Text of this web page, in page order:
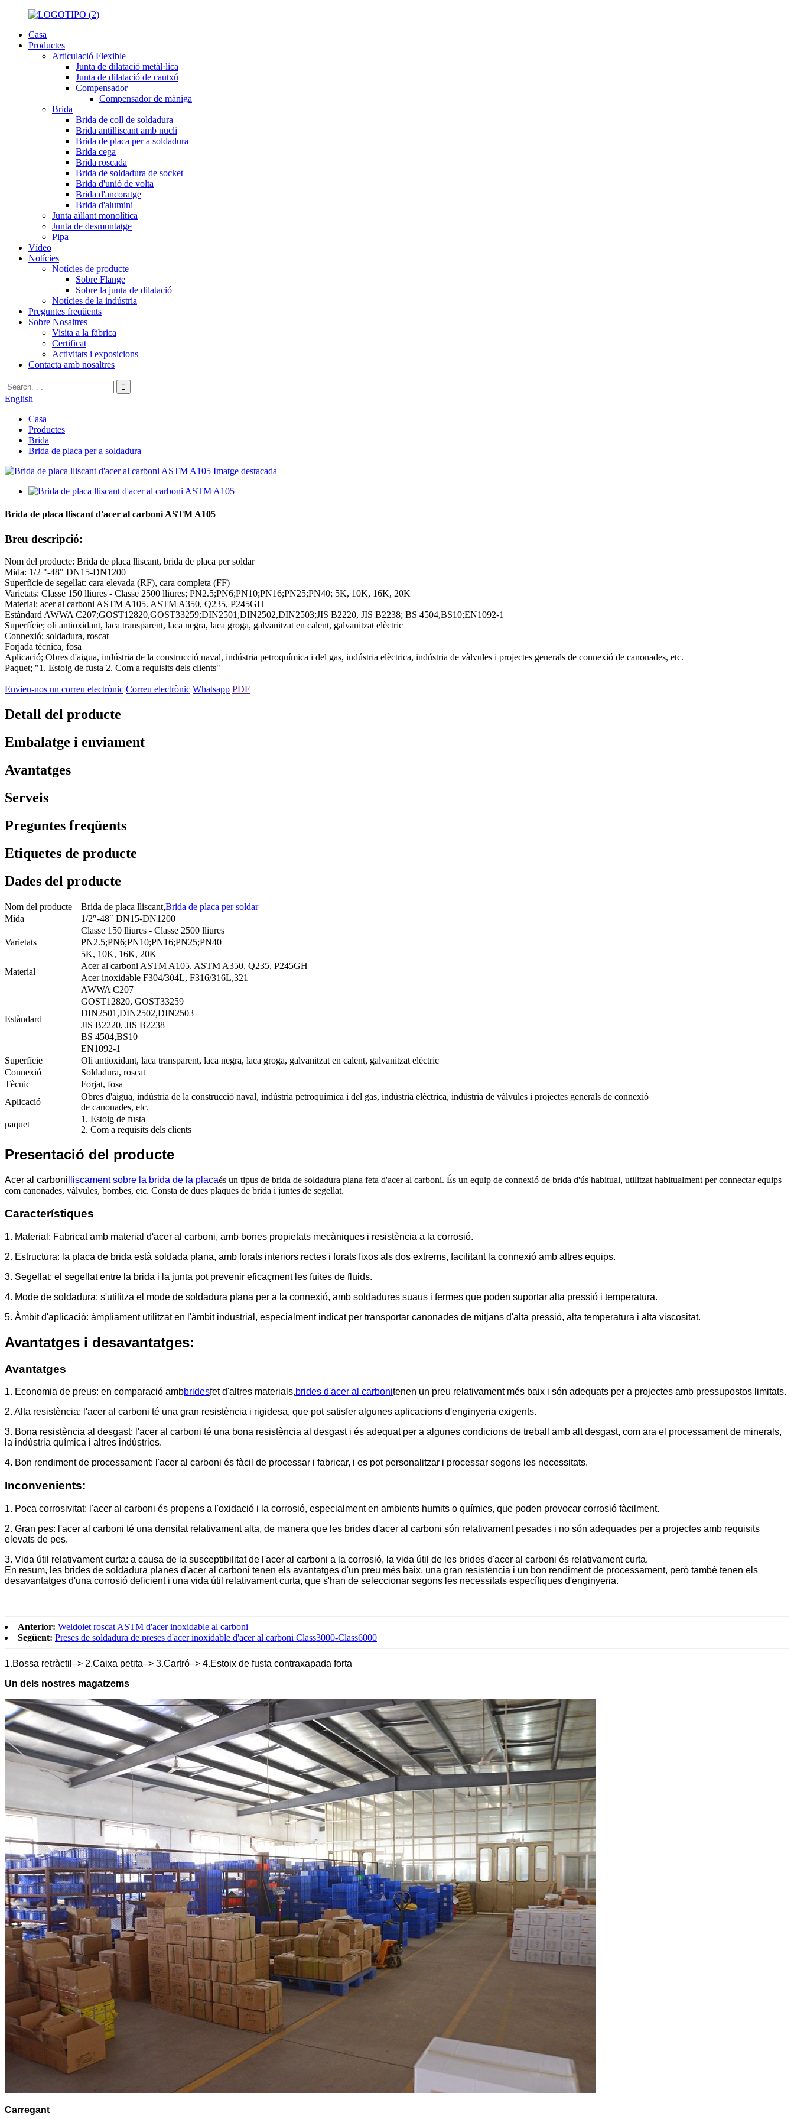
Casa
Productes
Articulació Flexible
Junta de dilatació metàl·lica
Junta de dilatació de cautxú
Compensador
Compensador de màniga
Brida
Brida de coll de soldadura
Brida antilliscant amb nucli
Brida de placa per a soldadura
Brida cega
Brida roscada
Brida de soldadura de socket
Brida d'unió de volta
Brida d'ancoratge
Brida d'alumini
Junta aïllant monolítica
Junta de desmuntatge
Pipa
Vídeo
Notícies
Notícies de producte
Sobre Flange
Sobre la junta de dilatació
Notícies de la indústria
Preguntes freqüents
Sobre Nosaltres
Visita a la fàbrica
Certificat
Activitats i exposicions
Contacta amb nosaltres
English
Casa
Productes
Brida
Brida de placa per a soldadura
Brida de placa lliscant d'acer al carboni ASTM A105
Breu descripció:
Nom del producte: Brida de placa lliscant, brida de placa per soldar
Mida: 1/2 "-48" DN15-DN1200
Superfície de segellat: cara elevada (RF), cara completa (FF)
Varietats: Classe 150 lliures - Classe 2500 lliures; PN2.5;PN6;PN10;PN16;PN25;PN40; 5K, 10K, 16K, 20K
Material: acer al carboni ASTM A105. ASTM A350, Q235, P245GH
Estàndard AWWA C207;GOST12820,GOST33259;DIN2501,DIN2502,DIN2503;JIS B2220, JIS B2238; BS 4504,BS10;EN1092-1
Superfície; oli antioxidant, laca transparent, laca negra, laca groga, galvanitzat en calent, galvanitzat elèctric
Connexió; soldadura, roscat
Forjada tècnica, fosa
Aplicació; Obres d'aigua, indústria de la construcció naval, indústria petroquímica i del gas, indústria elèctrica, indústria de vàlvules i projectes generals de connexió de canonades, etc.
Paquet; "1. Estoig de fusta 2. Com a requisits dels clients"
Envieu-nos un correu electrònic Correu electrònic Whatsapp PDF
Detall del producte
Embalatge i enviament
Avantatges
Serveis
Preguntes freqüents
Etiquetes de producte
Dades del producte
Nom del producte Brida de placa lliscant,Brida de placa per soldar
Mida
1/2″-48″ DN15-DN1200
Varietats
Classe 150 lliures - Classe 2500 lliures
PN2.5;PN6;PN10;PN16;PN25;PN40
5K, 10K, 16K, 20K
Material
Acer al carboni ASTM A105. ASTM A350, Q235, P245GH
Acer inoxidable F304/304L, F316/316L,321
Estàndard
AWWA C207
GOST12820, GOST33259
DIN2501,DIN2502,DIN2503
JIS B2220, JIS B2238
BS 4504,BS10
EN1092-1
Superfície
Oli antioxidant, laca transparent, laca negra, laca groga, galvanitzat en calent, galvanitzat elèctric
Connexió
Soldadura, roscat
Tècnic
Forjat, fosa
Aplicació
Obres d'aigua, indústria de la construcció naval, indústria petroquímica i del gas, indústria elèctrica, indústria de vàlvules i projectes generals de connexió
de canonades, etc.
paquet
1. Estoig de fusta
2. Com a requisits dels clients
Presentació del producte
Acer al carboni lliscament sobre la brida de la placaés un tipus de brida de soldadura plana feta d'acer al carboni. És un equip de connexió de brida d'ús habitual, utilitzat habitualment per connectar equips
com canonades, vàlvules, bombes, etc. Consta de dues plaques de brida i juntes de segellat.
Característiques
1. Material: Fabricat amb material d'acer al carboni, amb bones propietats mecàniques i resistència a la corrosió.
2. Estructura: la placa de brida està soldada plana, amb forats interiors rectes i forats fixos als dos extrems, facilitant la connexió amb altres equips.
3. Segellat: el segellat entre la brida i la junta pot prevenir eficaçment les fuites de fluids.
4. Mode de soldadura: s'utilitza el mode de soldadura plana per a la connexió, amb soldadures suaus i fermes que poden suportar alta pressió i temperatura.
5. Àmbit d'aplicació: àmpliament utilitzat en l'àmbit industrial, especialment indicat per transportar canonades de mitjans d'alta pressió, alta temperatura i alta viscositat.
Avantatges i desavantatges:
Avantatges
1. Economia de preus: en comparació ambbridesfet d'altres materials,brides d'acer al carbonitenen un preu relativament més baix i són adequats per a projectes amb pressupostos limitats.
2. Alta resistència: l'acer al carboni té una gran resistència i rigidesa, que pot satisfer algunes aplicacions d'enginyeria exigents.
3. Bona resistència al desgast: l'acer al carboni té una bona resistència al desgast i és adequat per a algunes condicions de treball amb alt desgast, com ara el processament de minerals,
la indústria química i altres indústries.
4. Bon rendiment de processament: l'acer al carboni és fàcil de processar i fabricar, i es pot personalitzar i processar segons les necessitats.
Inconvenients:
1. Poca corrosivitat: l'acer al carboni és propens a l'oxidació i la corrosió, especialment en ambients humits o químics, que poden provocar corrosió fàcilment.
2. Gran pes: l'acer al carboni té una densitat relativament alta, de manera que les brides d'acer al carboni són relativament pesades i no són adequades per a projectes amb requisits
elevats de pes.
3. Vida útil relativament curta: a causa de la susceptibilitat de l'acer al carboni a la corrosió, la vida útil de les brides d'acer al carboni és relativament curta.
En resum, les brides de soldadura planes d'acer al carboni tenen els avantatges d'un preu més baix, una gran resistència i un bon rendiment de processament, però també tenen els
desavantatges d'una corrosió deficient i una vida útil relativament curta, que s'han de seleccionar segons les necessitats específiques d'enginyeria.
Anterior: Weldolet roscat ASTM d'acer inoxidable al carboni
Següent: Preses de soldadura de preses d'acer inoxidable d'acer al carboni Class3000-Class6000
1.Bossa retràctil–> 2.Caixa petita–> 3.Cartró–> 4.Estoix de fusta contraxapada forta
Un dels nostres magatzems
Carregant